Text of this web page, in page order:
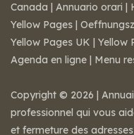
Canada | Annuario orari |
Yellow Pages |
Yellow Pages UK | Yellow
Agenda en ligne | Menu
Copyright © 2026 |
professionnel qui vous
et fermeture des